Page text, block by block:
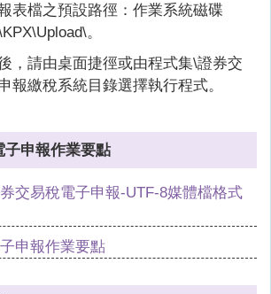
表檔之預設路徑：作業系統磁碟
。
，請由桌面捷徑或由程式集\證券交
報繳稅系統目錄選擇執行程式。
子申報作業要點
交易稅電子申報-UTF-8媒體檔格式
申報作業要點